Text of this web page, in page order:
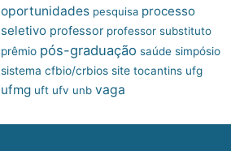
oportunidades pesquisa processo
seletivo professor professor substituto
prêmio pós-graduação saúde simpósio
sistema cfbio/crbios site tocantins ufg
ufmg uft ufv unb vaga